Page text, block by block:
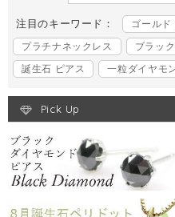
注目のキーワード： ゴールド
プラチナネックレス
ブラッ
誕生石 ピアス
一粒ダイヤモ
Pick Up